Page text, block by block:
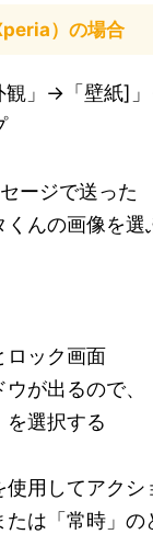
）の場合
」 →「 壁紙]」
ージで送った
くんの画像を選
ロック画面
が出るので、
を選択する
使用してアクシ
たは「常時」